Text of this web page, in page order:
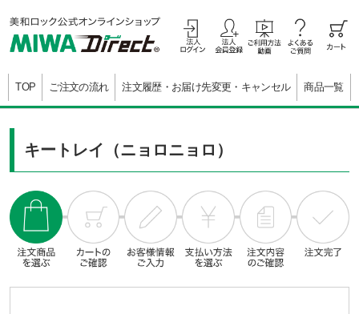
TOP ご注文の流れ 注文履歴・お届け先変更・キャンセル 商品一覧
キートレイ（ニョロニョロ）